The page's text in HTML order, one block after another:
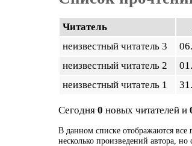
Читатель
неизвестный читатель 3
неизвестный читатель 2
неизвестный читатель 1
Сегодня 0 новых читателей и
В данном списке отображаются все
несколько произведений автора, но